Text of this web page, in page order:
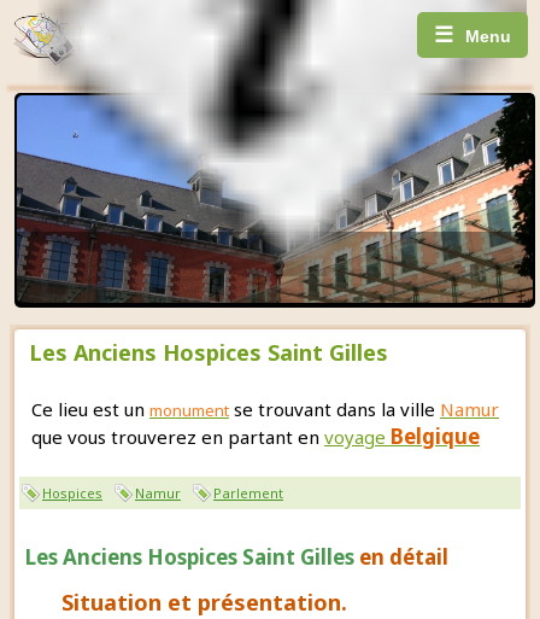
☰ Menu
Les Anciens Hospices Saint Gilles
Ce lieu est un monument se trouvant dans la ville Namur
que vous trouverez en partant en voyage Belgique
Hospices Namur Parlement
Les Anciens Hospices Saint Gilles en détail
Situation et présentation.